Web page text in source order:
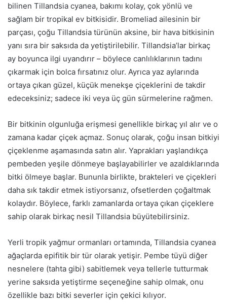
bilinen Tillandsia cyanea, bakımı kolay, çok yönlü ve
sağlam bir tropikal ev bitkisidir. Bromeliad ailesinin bir
parçası, çoğu Tillandsia türünün aksine, bir hava bitkisinin
yanı sıra bir saksıda da yetiştirilebilir. Tillandsia’lar birkaç
ay boyunca ilgi uyandırır – böylece canlılıklarının tadını
çıkarmak için bolca fırsatınız olur. Ayrıca yaz aylarında
ortaya çıkan güzel, küçük menekşe çiçeklerini de takdir
edeceksiniz; sadece iki veya üç gün sürmelerine rağmen.
Bir bitkinin olgunluğa erişmesi genellikle birkaç yıl alır ve o
zamana kadar çiçek açmaz. Sonuç olarak, çoğu insan bitkiyi
çiçeklenme aşamasında satın alır. Yaprakları yaşlandıkça
pembeden yeşile dönmeye başlayabilirler ve azaldıklarında
bitki ölmeye başlar. Bununla birlikte, brakteleri ve çiçekleri
daha sık takdir etmek istiyorsanız, ofsetlerden çoğaltmak
kolaydır. Böylece, farklı zamanlarda ortaya çıkan çiçeklere
sahip olarak birkaç nesil Tillandsia büyütebilirsiniz.
Yerli tropik yağmur ormanları ortamında, Tillandsia cyanea
ağaçlarda epifitik bir tür olarak yetişir. Pembe tüyü diğer
nesnelere (tahta gibi) sabitlemek veya tellerle tutturmak
yerine saksıda yetiştirme seçeneğine sahip olmak, onu
özellikle bazı bitki severler için çekici kılıyor.